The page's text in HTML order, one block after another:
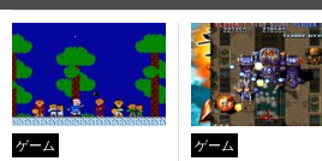
ゲーム ゲーム